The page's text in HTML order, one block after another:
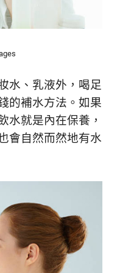
水、乳液外，喝足
的補水方法。如果
水就是內在保養，
會自然而然地有水